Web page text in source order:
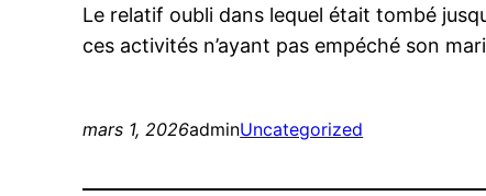
Le relatif oubli dans lequel était tombé
ces activités n’ayant pas empéché son
mars 1, 2026adminUncategorized